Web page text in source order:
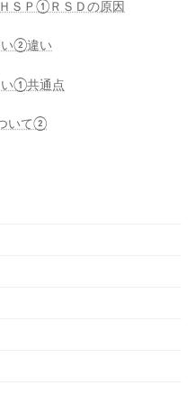
ＳＰ①ＲＳＤの原因
い②違い
い①共通点
いて②